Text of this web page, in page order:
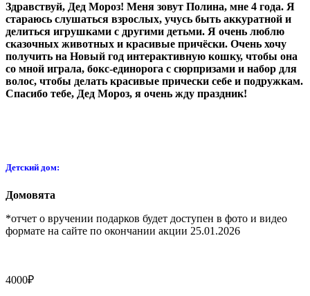
Здравствуй, Дед Мороз! Меня зовут Полина, мне 4 года. Я
стараюсь слушаться взрослых, учусь быть аккуратной и
делиться игрушками с другими детьми. Я очень люблю
сказочных животных и красивые причёски. Очень хочу
получить на Новый год интерактивную кошку, чтобы она
со мной играла, бокс‑единорога с сюрпризами и набор для
волос, чтобы делать красивые прически себе и подружкам.
Спасибо тебе, Дед Мороз, я очень жду праздник!
Детский дом:
Домовята
*отчет о вручении подарков будет доступен в фото и видео
формате на сайте по окончании акции 25.01.2026
4000₽